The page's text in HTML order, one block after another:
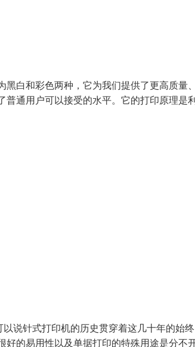
白和彩色两种，它为我们提供了更高质量
通用户可以接受的水平。它的打印原理是
说针式打印机的历史贯穿着这几十年的始
的易用性以及单据打印的特殊用途是分不